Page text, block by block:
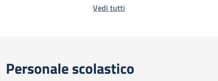
Vedi tutti
Personale scolastico